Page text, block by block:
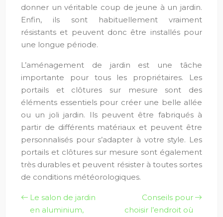
donner un véritable coup de jeune à un jardin.
Enfin, ils sont habituellement vraiment
résistants et peuvent donc être installés pour
une longue période.
L’aménagement de jardin est une tâche
importante pour tous les propriétaires. Les
portails et clôtures sur mesure sont des
éléments essentiels pour créer une belle allée
ou un joli jardin. Ils peuvent être fabriqués à
partir de différents matériaux et peuvent être
personnalisés pour s’adapter à votre style. Les
portails et clôtures sur mesure sont également
très durables et peuvent résister à toutes sortes
de conditions météorologiques.
Le salon de jardin
en aluminium,
Conseils pour
choisir l’endroit où